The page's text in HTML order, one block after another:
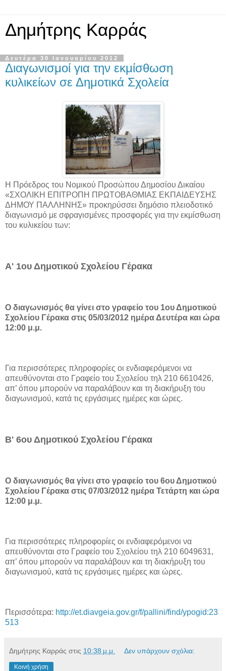
Δημήτρης Καρράς
Δευτέρα 30 Ιανουαρίου 2012
Διαγωνισμοί για την εκμίσθωση
κυλικείων σε Δημοτικά Σχολεία
Η Πρόεδρος του Νομικού Προσώπου Δημοσίου Δικαίου
«ΣΧΟΛΙΚΗ ΕΠΙΤΡΟΠΗ ΠΡΩΤΟΒΑΘΜΙΑΣ ΕΚΠΑΙΔΕΥΣΗΣ
ΔΗΜΟΥ ΠΑΛΛΗΝΗΣ» προκηρύσσει δημόσιο πλειοδοτικό
διαγωνισμό με σφραγισμένες προσφορές για την εκμίσθωση
του κυλικείου των:
Α' 1ου Δημοτικού Σχολείου Γέρακα
Ο διαγωνισμός θα γίνει στο γραφείο του 1ου Δημοτικού
Σχολείου Γέρακα στις 05/03/2012 ημέρα Δευτέρα και ώρα
12:00 μ.μ.
Για περισσότερες πληροφορίες οι ενδιαφερόμενοι να
απευθύνονται στο Γραφείο του Σχολείου τηλ 210 6610426,
απ’ όπου μπορούν να παραλάβουν και τη διακήρυξη του
διαγωνισμού, κατά τις εργάσιμες ημέρες και ώρες.
Β' 6ου Δημοτικού Σχολείου Γέρακα
Ο διαγωνισμός θα γίνει στο γραφείο του 6ου Δημοτικού
Σχολείου Γέρακα στις 07/03/2012 ημέρα Τετάρτη και ώρα
12:00 μ.μ.
Για περισσότερες πληροφορίες οι ενδιαφερόμενοι να
απευθύνονται στο Γραφείο του Σχολείου τηλ 210 6049631,
απ’ όπου μπορούν να παραλάβουν και τη διακήρυξη του
διαγωνισμού, κατά τις εργάσιμες ημέρες και ώρες.
Περισσότερα: http://et.diavgeia.gov.gr/f/pallini/find/ypogid:23
513
Δημήτρης Καρράς στις 10:38 μ.μ. Δεν υπάρχουν σχόλια:
Κοινή χρήση